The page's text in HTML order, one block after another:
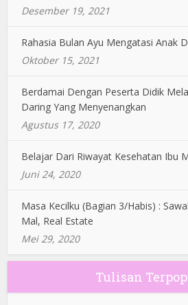
Desember 19, 2021
Rahasia Bulan Ayu Mengatasi Anak
Oktober 15, 2021
Berdamai Dengan Peserta Didik
Daring Yang Menyenangkan
Agustus 17, 2020
Belajar Dari Riwayat Kesehatan Ibu
Juni 24, 2020
Masa Kecilku (Bagian 3/Habis) :
Mal, Real Estate
Mei 29, 2020
Tulisan